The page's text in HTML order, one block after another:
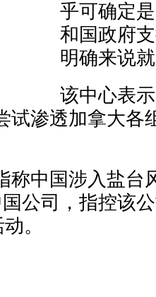
乎可确定
和国政府
明确来说
该中心表
试渗透加拿大各
称中国涉入盐台
公司，指控该
。